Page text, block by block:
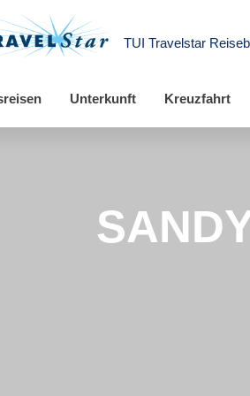
TUI Travelstar
Unterkunft Kreuzfahrt